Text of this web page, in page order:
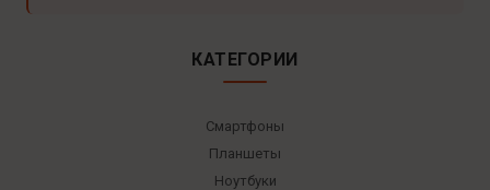
КАТЕГОРИИ
Смартфоны
Планшеты
Ноутбуки